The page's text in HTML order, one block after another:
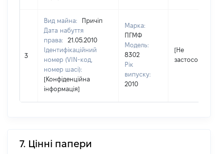
3
Вид майна:
Причіп
Дата набуття
права:
21.05.2010
Ідентифікаційний
номер (VIN-код,
номер шасі):
[Конфіденційна
інформація]
Марка:
ПГМФ
Модель:
8302
Рік
випуску:
2010
[Не
7. Цінні папери